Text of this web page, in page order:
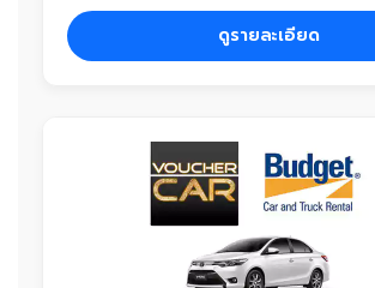
ดูรายละเอียด